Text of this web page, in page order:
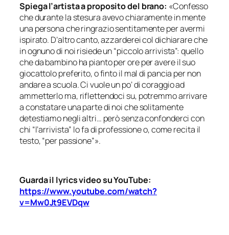
Spiega l’artista a proposito del brano: «Confesso
che durante la stesura avevo chiaramente in mente
una persona che ringrazio sentitamente per avermi
ispirato. D’altro canto, azzarderei col dichiarare che
in ognuno di noi risiede un “piccolo arrivista”: quello
che da bambino ha pianto per ore per avere il suo
giocattolo preferito, o finto il mal di pancia per non
andare a scuola. Ci vuole un po’ di coraggio ad
ammetterlo ma, riflettendoci su, potremmo arrivare
a constatare una parte di noi che solitamente
detestiamo negli altri… però senza confonderci con
chi “l’arrivista” lo fa di professione o, come recita il
testo, “per passione”».
Guarda il lyrics video su YouTube:
https://www.youtube.com/watch?
v=Mw0Jt9EVDqw